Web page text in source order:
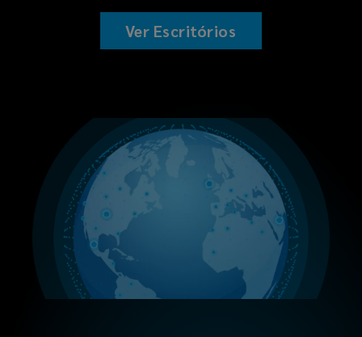
Ver Escritórios